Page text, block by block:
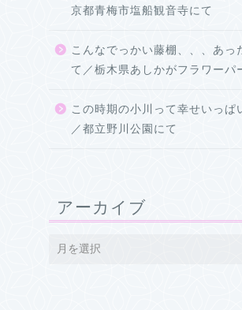
京都青梅市塩船観音寺にて
こんなでっかい藤棚、、、あっ
て／栃木県あしかがフラワーパ
この時期の小川って幸せいっぱ
／都立野川公園にて
アーカイブ